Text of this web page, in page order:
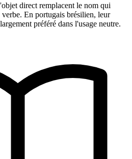
direct remplacent le nom qui
En portugais brésilien, leur
préféré dans l'usage neutre.